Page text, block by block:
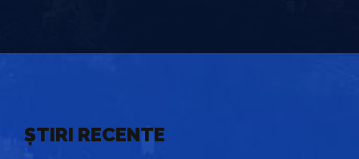
ȘTIRI RECENTE